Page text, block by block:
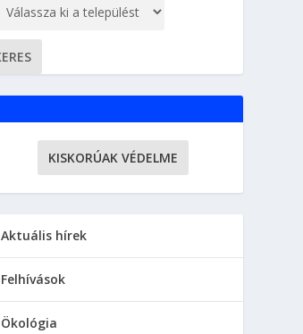
KISKORÚAK VÉDELME
Aktuális hírek
Felhívások
Ökológia